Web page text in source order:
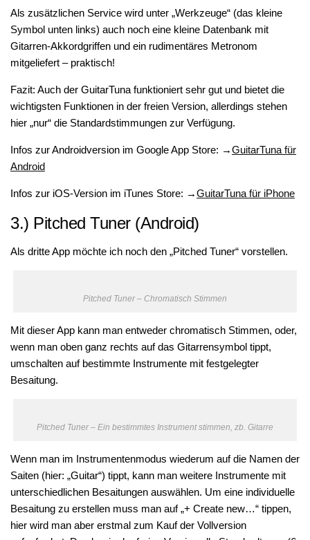
Als zusätzlichen Service wird unter „Werkzeuge“ (das kleine
Symbol unten links) auch noch eine kleine Datenbank mit
Gitarren-Akkordgriffen und ein rudimentäres Metronom
mitgeliefert – praktisch!
Fazit: Auch der GuitarTuna funktioniert sehr gut und bietet die
wichtigsten Funktionen in der freien Version, allerdings stehen
hier „nur“ die Standardstimmungen zur Verfügung.
Infos zur Androidversion im Google App Store: →GuitarTuna für
Android
Infos zur iOS-Version im iTunes Store: →GuitarTuna für iPhone
3.) Pitched Tuner (Android)
Als dritte App möchte ich noch den „Pitched Tuner“ vorstellen.
Pitched Tuner – Chromatisch Stimmen
Mit dieser App kann man entweder chromatisch Stimmen, oder,
wenn man oben ganz rechts auf das Gitarrensymbol tippt,
umschalten auf bestimmte Instrumente mit festgelegter
Besaitung.
Pitched Tuner – Ein bestimmtes Instrument stimmen, zb. Gitarre
Wenn man im Instrumentenmodus wiederum auf die Namen der
Saiten (hier: „Guitar“) tippt, kann man weitere Instrumente mit
unterschiedlichen Besaitungen auswählen. Um eine individuelle
Besaitung zu erstellen muss man auf „+ Create new…“ tippen,
hier wird man aber erstmal zum Kauf der Vollversion